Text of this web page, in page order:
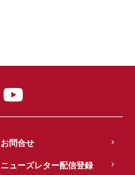
お問合せ
ニューズレター配信登録